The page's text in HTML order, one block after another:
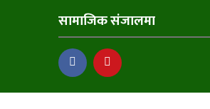
सामाजिक संजालमा